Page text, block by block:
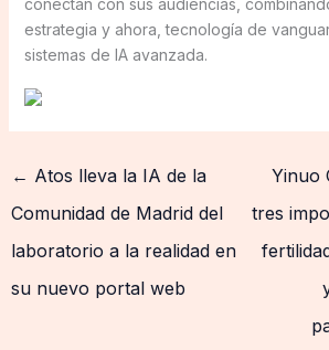
estrategia y ahora, tecnología de
sistemas de IA avanzada.
← Atos lleva la IA de la
Comunidad de Madrid del
laboratorio a la realidad en
su nuevo portal web
Yinuo
tres